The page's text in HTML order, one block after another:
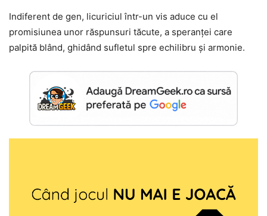
Indiferent de gen, licuriciul într-un vis aduce cu el
promisiunea unor răspunsuri tăcute, a speranței care
palpită blând, ghidând sufletul spre echilibru și armonie.